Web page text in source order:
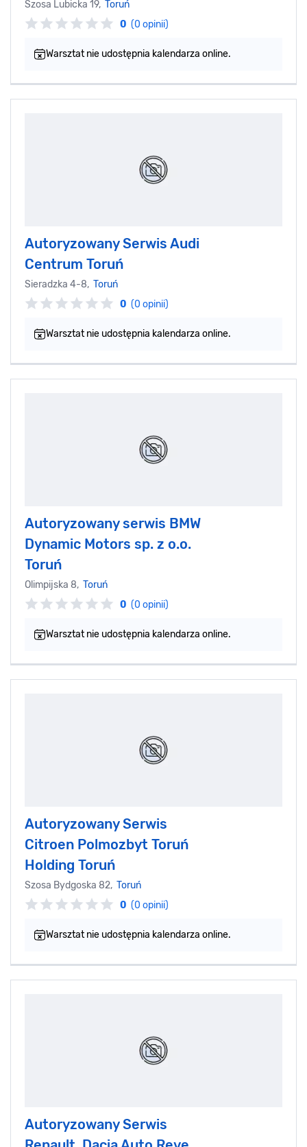
Szosa Lubicka 19, Toruń
0 (0 opinii)
Warsztat nie udostępnia kalendarza online.
Autoryzowany Serwis Audi
Centrum Toruń
Sieradzka 4-8, Toruń
0 (0 opinii)
Warsztat nie udostępnia kalendarza online.
Autoryzowany serwis BMW
Dynamic Motors sp. z o.o.
Toruń
Olimpijska 8, Toruń
0 (0 opinii)
Warsztat nie udostępnia kalendarza online.
Autoryzowany Serwis
Citroen Polmozbyt Toruń
Holding Toruń
Szosa Bydgoska 82, Toruń
0 (0 opinii)
Warsztat nie udostępnia kalendarza online.
Autoryzowany Serwis